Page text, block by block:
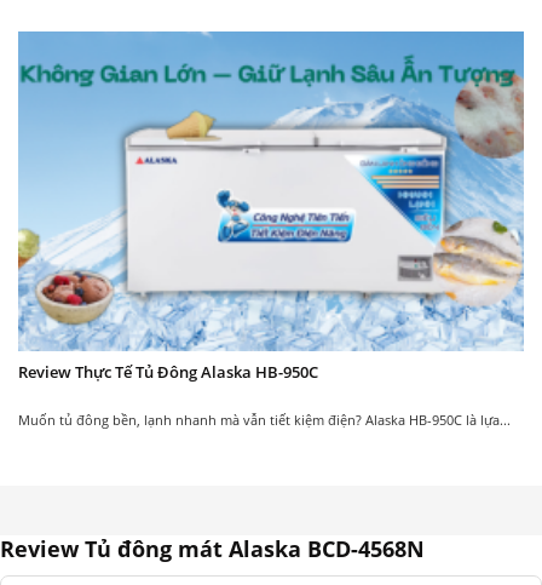
Tủ đông mát Inverter
9.290.000
10.120.000₫
Tủ Đông Mát Alaska
BCD-3568C
7.450.000
–
8.050.000
New
Tủ đông Alaska BCD-
New
Tủ đông mát Alaska
Review Thực Tế Tủ Đông Alaska HB-950C
Muốn tủ đông bền, lạnh nhanh mà vẫn tiết kiệm điện? Alaska HB-950C là lựa...
Review Tủ đông mát Alaska BCD-4568N